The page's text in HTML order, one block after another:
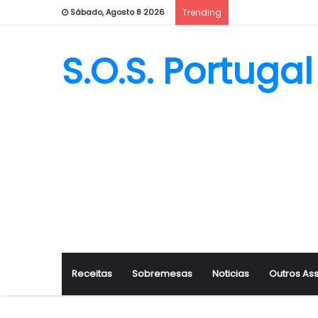
Sábado, Agosto 8 2026 Trending
S.O.S. Portugal
Receitas Sobremesas Noticias Outros